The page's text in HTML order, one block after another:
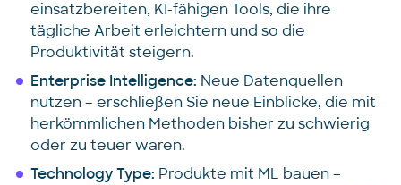
einsatzbereiten, KI-fähigen Tools, die ihre
tägliche Arbeit erleichtern und so die
Produktivität steigern.
Enterprise Intelligence: Neue Datenquellen
nutzen – erschließen Sie neue Einblicke, die mit
herkömmlichen Methoden bisher zu schwierig
oder zu teuer waren.
Technology Type: Produkte mit ML bauen –